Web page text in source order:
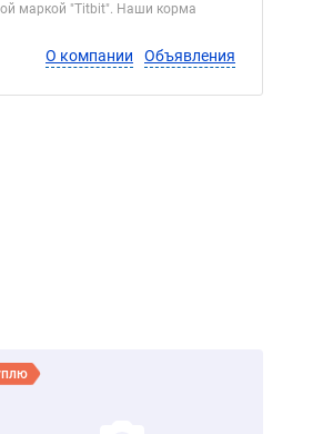
маркой "Titbit". Наши корма
О компании Объявления
объявление